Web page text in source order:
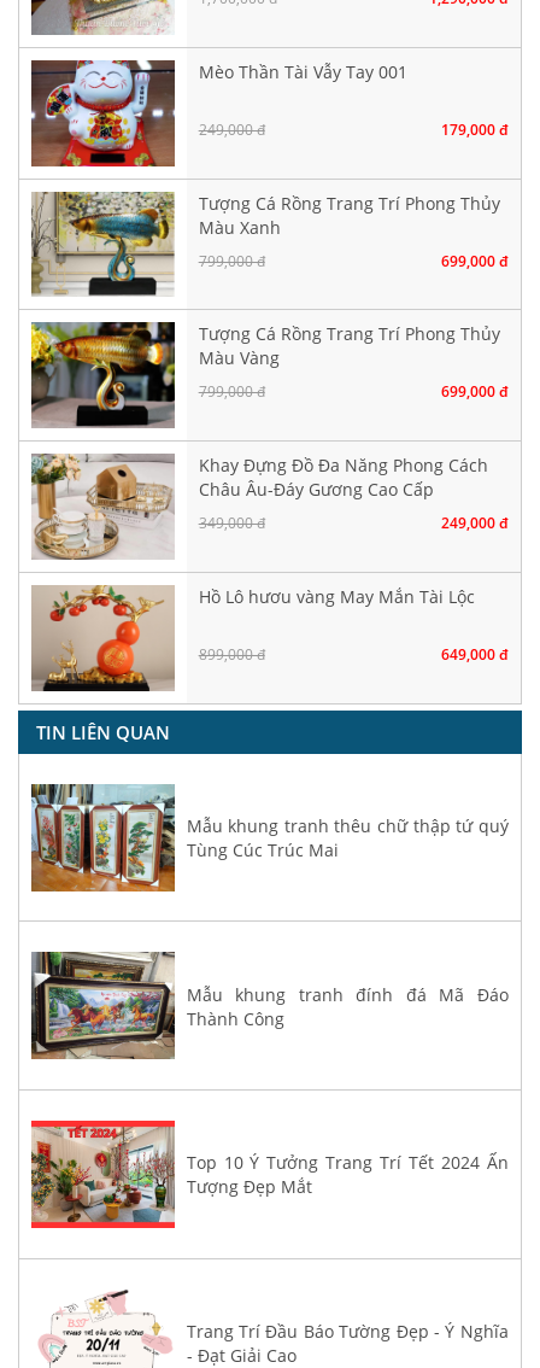
Mèo Thần Tài Vẫy Tay 001
249,000 đ 179,000 đ
Tượng Cá Rồng Trang Trí Phong Thủy
Màu Xanh
799,000 đ 699,000 đ
Tượng Cá Rồng Trang Trí Phong Thủy
Màu Vàng
799,000 đ 699,000 đ
Khay Đựng Đồ Đa Năng Phong Cách
Châu Âu-Đáy Gương Cao Cấp
349,000 đ 249,000 đ
Hồ Lô hươu vàng May Mắn Tài Lộc
899,000 đ 649,000 đ
TIN LIÊN QUAN
Mẫu khung tranh thêu chữ thập tứ quý
Tùng Cúc Trúc Mai
Mẫu khung tranh đính đá Mã Đáo
Thành Công
Top 10 Ý Tưởng Trang Trí Tết 2024 Ấn
Tượng Đẹp Mắt
Trang Trí Đầu Báo Tường Đẹp - Ý Nghĩa
- Đạt Giải Cao